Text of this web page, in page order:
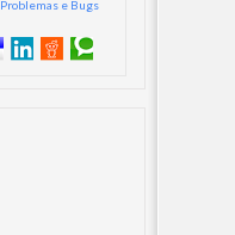
Problemas e Bugs